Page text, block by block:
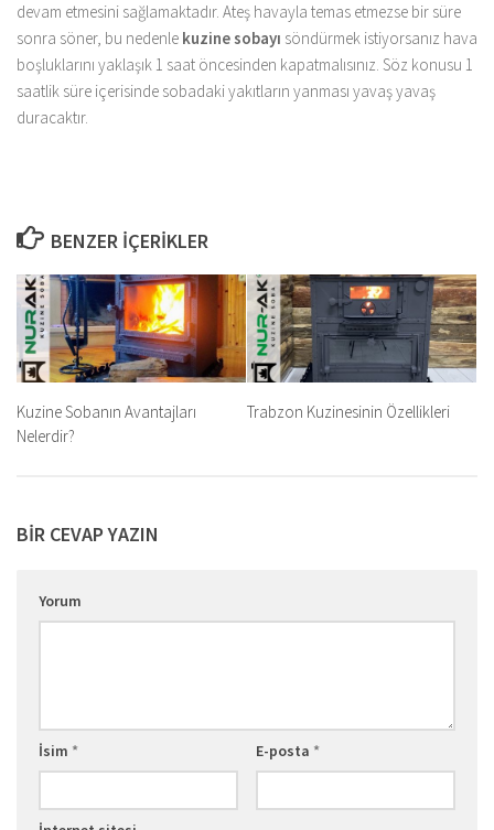
devam etmesini sağlamaktadır. Ateş havayla temas etmezse bir süre
sonra söner, bu nedenle kuzine sobayı söndürmek istiyorsanız hava
boşluklarını yaklaşık 1 saat öncesinden kapatmalısınız. Söz konusu 1
saatlik süre içerisinde sobadaki yakıtların yanması yavaş yavaş
duracaktır.
BENZER İÇERIKLER
Kuzine Sobanın Avantajları
Nelerdir?
Trabzon Kuzinesinin Özellikleri
BIR CEVAP YAZIN
Yorum
İsim * E-posta *